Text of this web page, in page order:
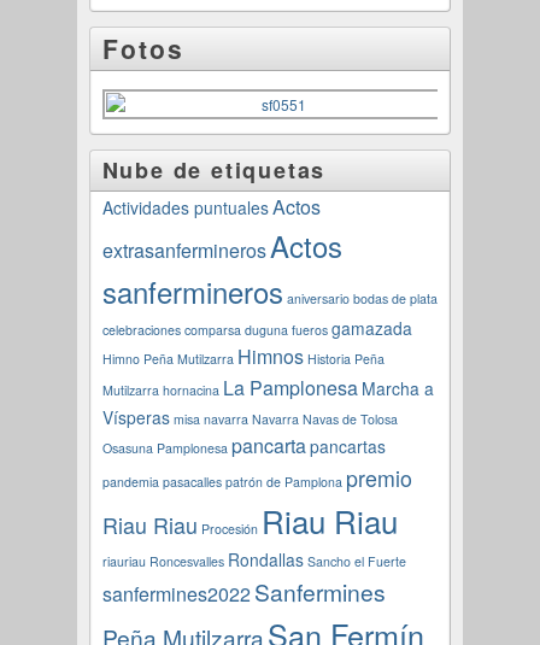
Fotos
Nube de etiquetas
Actividades puntualesActos
extrasanferminerosActos
sanfermineros aniversario bodas de plata
celebraciones comparsa duguna fueros gamazada
Himno Peña Mutilzarra Himnos Historia Peña
Mutilzarra hornacina La Pamplonesa Marcha a
Vísperas misa navarra Navarra Navas de Tolosa
Osasuna Pamplonesa pancartapancartas
pandemia pasacalles patrón de Pamplona premio
Riau Riau Procesión Riau Riau
riauriau Roncesvalles Rondallas Sancho el Fuerte
sanfermines2022Sanfermines
Peña Mutilzarra San Fermín